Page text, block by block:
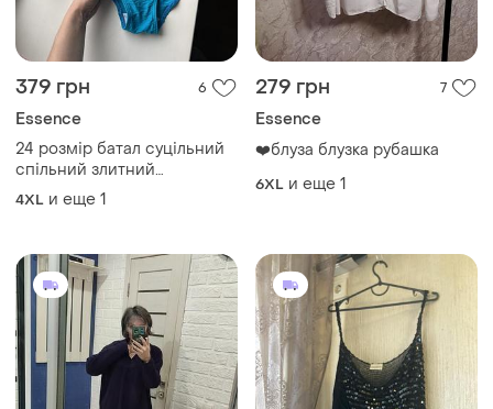
379 грн 6
Essence
24 розмір батал суцільний
спільний злитний
купальник великого розміру
4XL и еще 1
279 грн 7
Essence
❤️блуза блузка рубашка
6XL и еще 1